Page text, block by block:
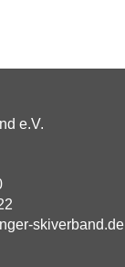
e.V.
skiverband.de